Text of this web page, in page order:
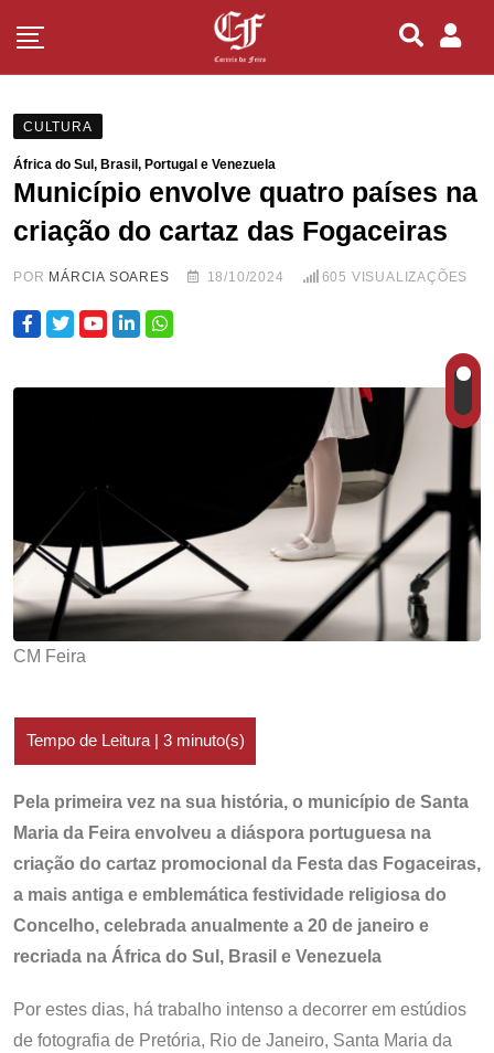
CULTURA
África do Sul, Brasil, Portugal e Venezuela
Município envolve quatro países na
criação do cartaz das Fogaceiras
POR MÁRCIA SOARES 18/10/2024 605 VISUALIZAÇÕES
CM Feira
Pela primeira vez na sua história, o município de Santa
Maria da Feira envolveu a diáspora portuguesa na
criação do cartaz promocional da Festa das Fogaceiras,
a mais antiga e emblemática festividade religiosa do
Concelho, celebrada anualmente a 20 de janeiro e
recriada na África do Sul, Brasil e Venezuela
Por estes dias, há trabalho intenso a decorrer em estúdios
de fotografia de Pretória, Rio de Janeiro, Santa Maria da